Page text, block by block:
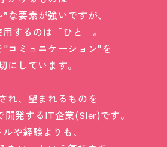
な要素が強いですが、
するのは「ひと」。
"コミュニケーション"を
にしています。
れ、望まれるものを
開発するIT企業(SIer)です。
や経験よりも、